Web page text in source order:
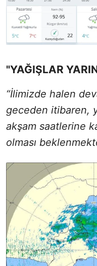
"YAĞIŞLAR
“İlimizde halen
geceden itibaren,
akşam saatlerine
olması